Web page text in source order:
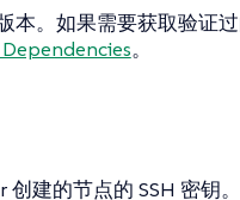
本。如果需要获取验证
。
建的节点的 SSH 密钥。